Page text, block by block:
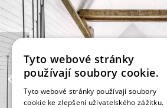
Tyto webové stránky
používají soubory cookie.
Tyto webové stránky používají soubory
cookie ke zlepšení uživatelského zážitku.